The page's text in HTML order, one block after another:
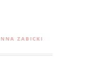
ZABICKI